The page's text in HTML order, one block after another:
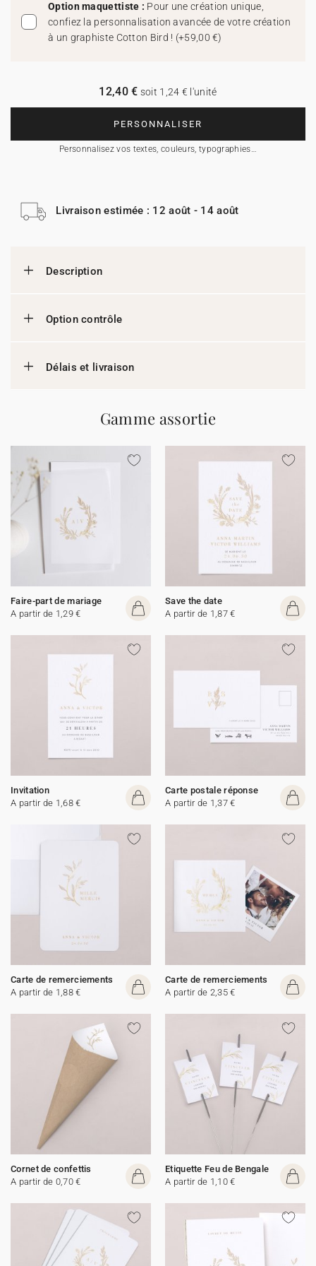
Option maquettiste : Pour une création unique,
confiez la personnalisation avancée de votre création
à un graphiste Cotton Bird ! (+59,00 €)
PERSONNALISER
Personnalisez vos textes, couleurs, typographies…
12,40 € soit 1,24 € l'unité
Livraison estimée : 12 août - 14 août
Description
Option contrôle
Délais et livraison
Gamme assortie
Faire-part de mariage
A partir de 1,29 €
Save the date
A partir de 1,87 €
Invitation
A partir de 1,68 €
Carte postale réponse
A partir de 1,37 €
Carte de remerciements
A partir de 1,88 €
Carte de remerciements
A partir de 2,35 €
Cornet de confettis
A partir de 0,70 €
Etiquette Feu de Bengale
A partir de 1,10 €